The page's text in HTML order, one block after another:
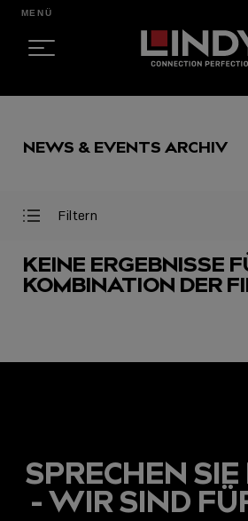
CONTENT
MENÜ
NEWS & EVENTS ARCHIV
Filter
Filter
Filtern
KEINE ERGEBNISSE
KOMBINATION DER
SPRECHEN
- WIR SIND